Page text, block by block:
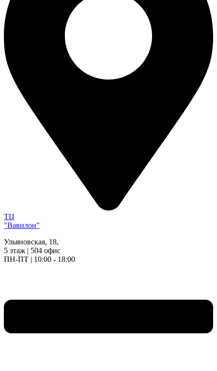
ТЦ
"Вавилон"
Ульяновская, 18,
5 этаж | 504 офис
ПН-ПТ | 10:00 - 18:00